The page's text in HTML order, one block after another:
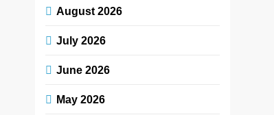
August 2026
July 2026
June 2026
May 2026